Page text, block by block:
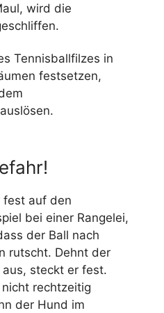
wird die
Tennisballfilzes in
festsetzen,
fest auf den
bei einer Rangelei,
der Ball nach
rutscht. Dehnt der
steckt er fest.
rechtzeitig
der Hund im